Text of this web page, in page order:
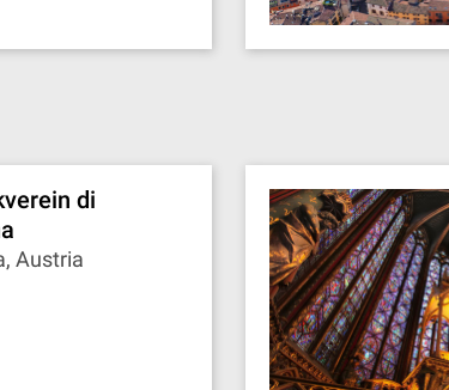
di
Austria